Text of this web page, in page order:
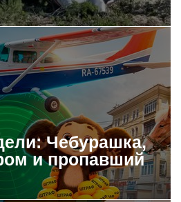
Чебурашка,
и пропавший